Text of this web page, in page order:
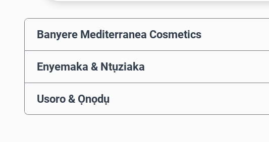
Banyere Mediterranea Cosmetics
Enyemaka & Ntụziaka
Usoro & Ọnọdụ